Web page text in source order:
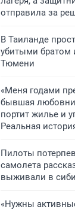
отправила за
В Таиланде
убитыми братом
Тюмени
«Меня годами
бывшая
портит жилье и
Реальная
Пилоты
самолета
выживали в
«Нужны